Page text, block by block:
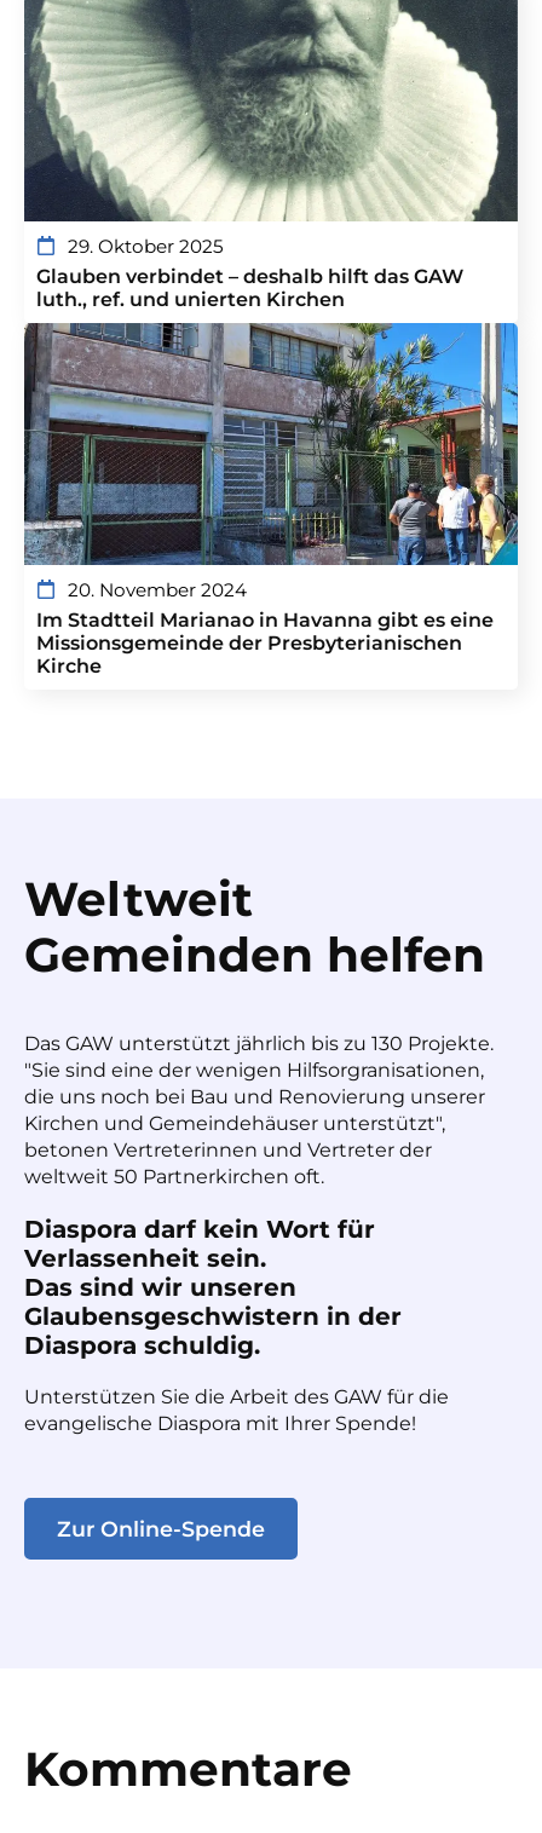
29. Oktober 2025
Glauben verbindet – deshalb hilft das GAW
luth., ref. und unierten Kirchen
20. November 2024
Im Stadtteil Marianao in Havanna gibt es eine
Missionsgemeinde der Presbyterianischen
Kirche
Weltweit
Gemeinden helfen
Das GAW unterstützt jährlich bis zu 130 Projekte.
"Sie sind eine der wenigen Hilfsorgranisationen,
die uns noch bei Bau und Renovierung unserer
Kirchen und Gemeindehäuser unterstützt",
betonen Vertreterinnen und Vertreter der
weltweit 50 Partnerkirchen oft.
Diaspora darf kein Wort für
Verlassenheit sein.
Das sind wir unseren
Glaubensgeschwistern in der
Diaspora schuldig.
Unterstützen Sie die Arbeit des GAW für die
evangelische Diaspora mit Ihrer Spende!
Zur Online-Spende
Kommentare